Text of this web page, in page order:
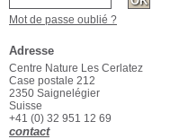
Mot de passe oublié ?
Adresse
Centre Nature Les Cerlatez
Case postale 212
2350 Saignelégier
Suisse
+41 (0) 32 951 12 69
contact